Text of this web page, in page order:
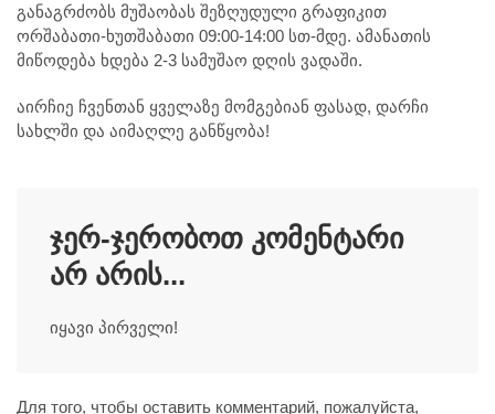
განაგრძობს მუშაობას შეზღუდული გრაფიკით
ორშაბათი-ხუთშაბათი 09:00-14:00 სთ-მდე. ამანათის
მიწოდება ხდება 2-3 სამუშაო დღის ვადაში.
აირჩიე ჩვენთან ყველაზე მომგებიან ფასად, დარჩი
სახლში და აიმაღლე განწყობა!
ჯერ-ჯერობოთ კომენტარი
არ არის...
იყავი პირველი!
Для того, чтобы оставить комментарий, пожалуйста,